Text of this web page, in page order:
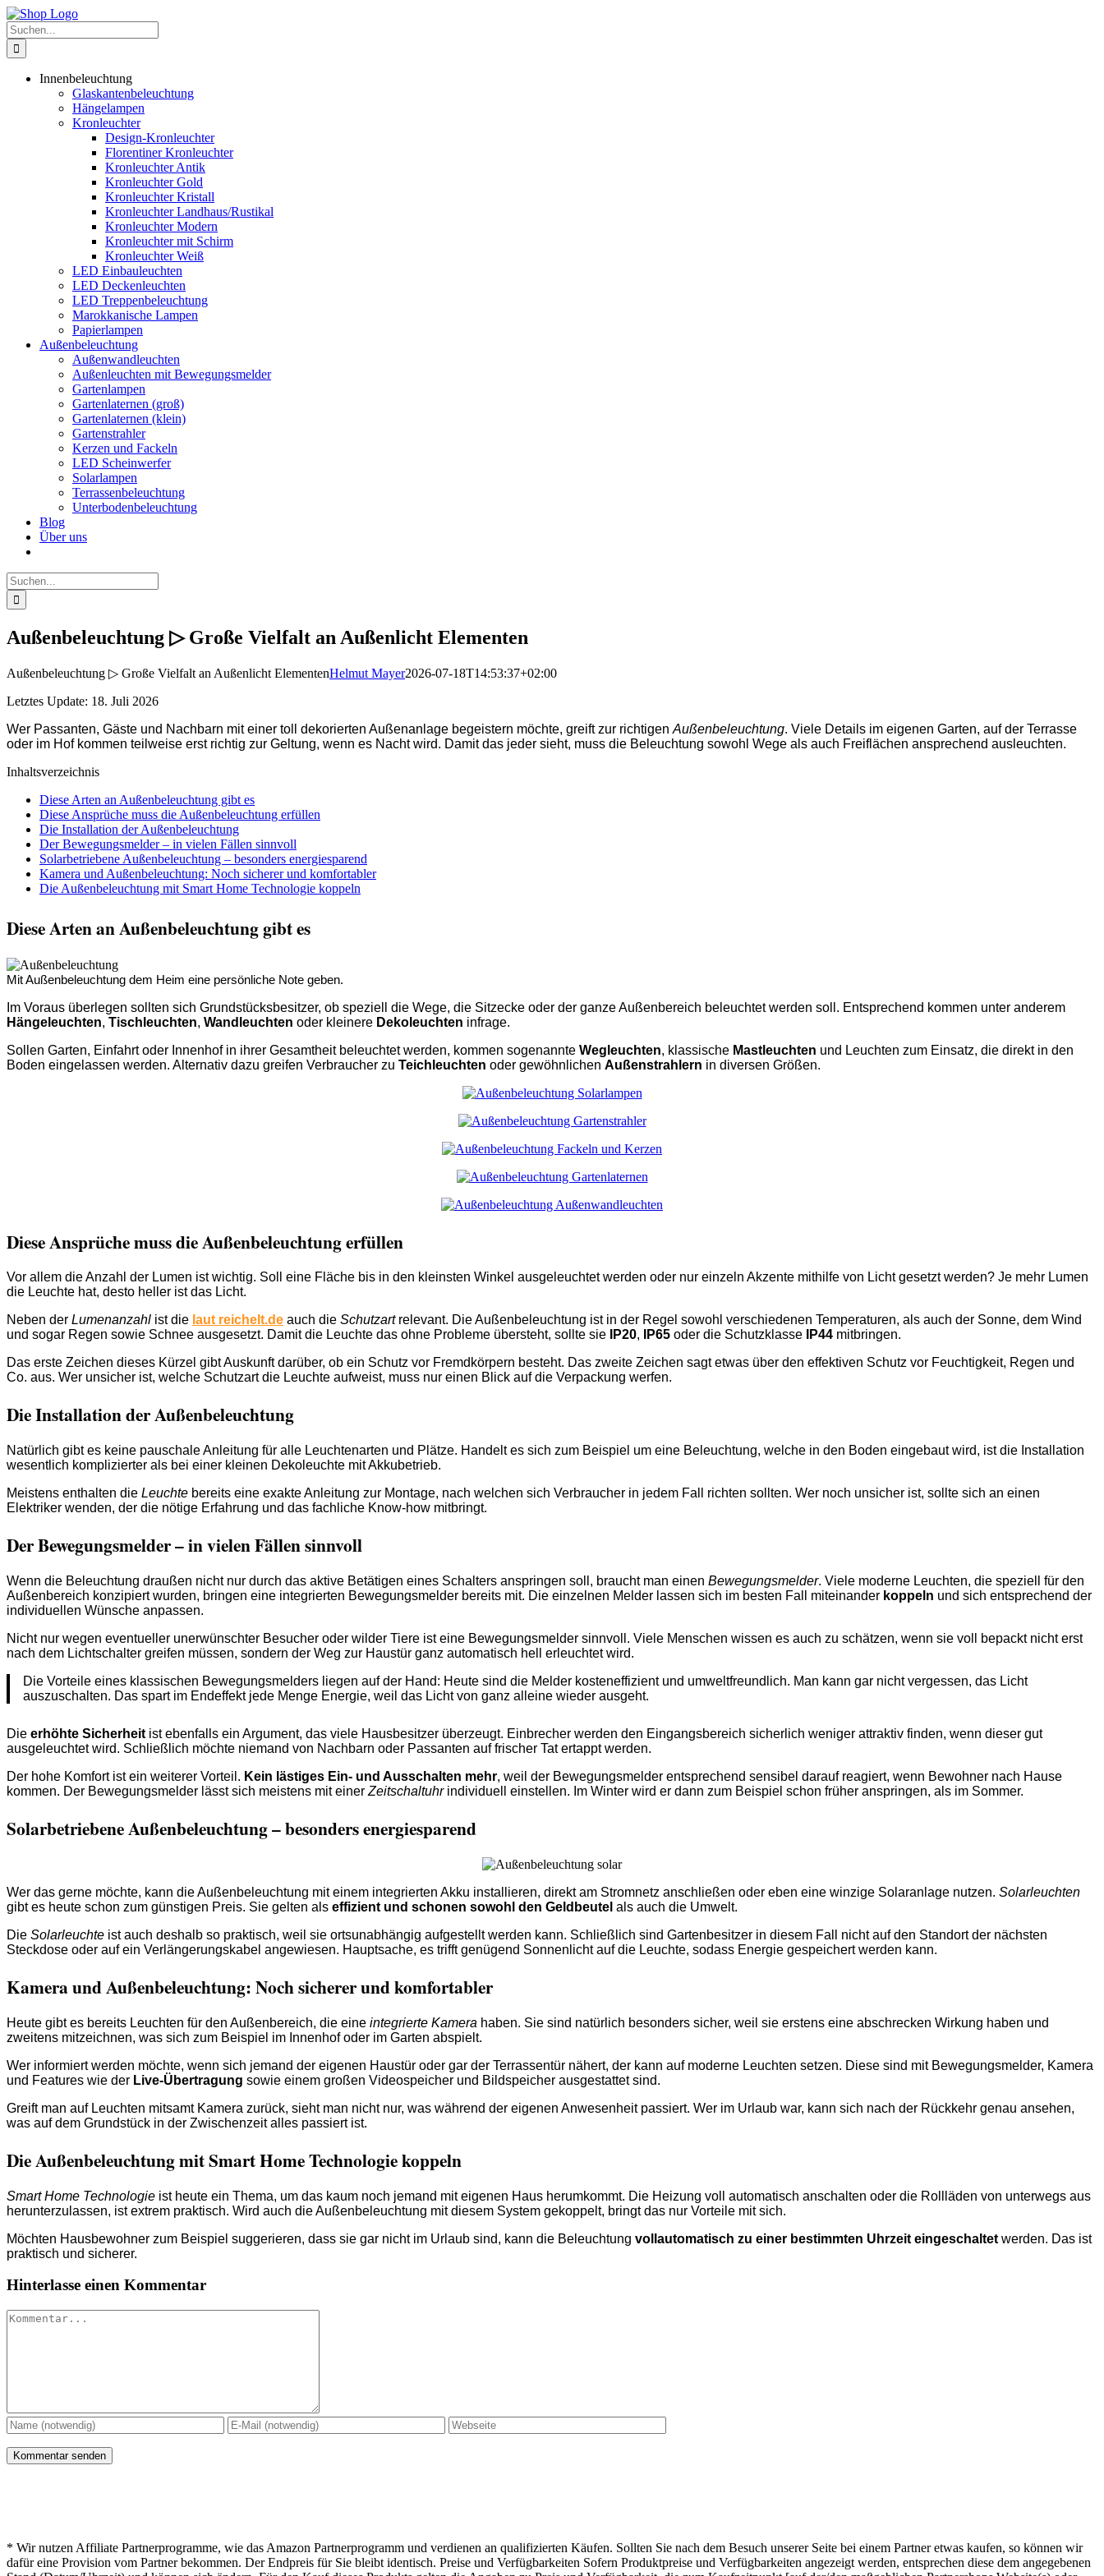
Zum
Inhalt
springen
Suche
nach:
Innenbeleuchtung
Glaskantenbeleuchtung
Hängelampen
Kronleuchter
Design-Kronleuchter
Florentiner Kronleuchter
Kronleuchter Antik
Kronleuchter Gold
Kronleuchter Kristall
Kronleuchter Landhaus/Rustikal
Kronleuchter Modern
Kronleuchter mit Schirm
Kronleuchter Weiß
LED Einbauleuchten
LED Deckenleuchten
LED Treppenbeleuchtung
Marokkanische Lampen
Papierlampen
Außenbeleuchtung
Außenwandleuchten
Außenleuchten mit Bewegungsmelder
Gartenlampen
Gartenlaternen (groß)
Gartenlaternen (klein)
Gartenstrahler
Kerzen und Fackeln
LED Scheinwerfer
Solarlampen
Terrassenbeleuchtung
Unterbodenbeleuchtung
Blog
Über uns
Suche
nach:
Außenbeleuchtung ▷ Große Vielfalt an Außenlicht Elementen
Außenbeleuchtung ▷ Große Vielfalt an Außenlicht ElementenHelmut Mayer2026-07-18T14:53:37+02:00
Letztes Update: 18. Juli 2026
Wer Passanten, Gäste und Nachbarn mit einer toll dekorierten Außenanlage begeistern möchte, greift zur richtigen Außenbeleuchtung. Viele Details im eigenen Garten, auf der Terrasse
oder im Hof kommen teilweise erst richtig zur Geltung, wenn es Nacht wird. Damit das jeder sieht, muss die Beleuchtung sowohl Wege als auch Freiflächen ansprechend ausleuchten.
Inhaltsverzeichnis
Diese Arten an Außenbeleuchtung gibt es
Diese Ansprüche muss die Außenbeleuchtung erfüllen
Die Installation der Außenbeleuchtung
Der Bewegungsmelder – in vielen Fällen sinnvoll
Solarbetriebene Außenbeleuchtung – besonders energiesparend
Kamera und Außenbeleuchtung: Noch sicherer und komfortabler
Die Außenbeleuchtung mit Smart Home Technologie koppeln
Diese Arten an Außenbeleuchtung gibt es
Mit Außenbeleuchtung dem Heim eine persönliche Note geben.
Im Voraus überlegen sollten sich Grundstücksbesitzer, ob speziell die Wege, die Sitzecke oder der ganze Außenbereich beleuchtet werden soll. Entsprechend kommen unter anderem
Hängeleuchten, Tischleuchten, Wandleuchten oder kleinere Dekoleuchten infrage.
Sollen Garten, Einfahrt oder Innenhof in ihrer Gesamtheit beleuchtet werden, kommen sogenannte Wegleuchten, klassische Mastleuchten und Leuchten zum Einsatz, die direkt in den
Boden eingelassen werden. Alternativ dazu greifen Verbraucher zu Teichleuchten oder gewöhnlichen Außenstrahlern in diversen Größen.
Diese Ansprüche muss die Außenbeleuchtung erfüllen
Vor allem die Anzahl der Lumen ist wichtig. Soll eine Fläche bis in den kleinsten Winkel ausgeleuchtet werden oder nur einzeln Akzente mithilfe von Licht gesetzt werden? Je mehr Lumen
die Leuchte hat, desto heller ist das Licht.
Neben der Lumenanzahl ist die laut reichelt.de auch die Schutzartrelevant. Die Außenbeleuchtung ist in der Regel sowohl verschiedenen Temperaturen, als auch der Sonne, dem Wind
und sogar Regen sowie Schnee ausgesetzt. Damit die Leuchte das ohne Probleme übersteht, sollte sie
IP20, IP65 oder die Schutzklasse IP44 mitbringen.
Das erste Zeichen dieses Kürzel gibt Auskunft darüber, ob ein Schutz vor Fremdkörpern besteht. Das zweite Zeichen sagt etwas über den effektiven Schutz vor Feuchtigkeit, Regen und
Co. aus. Wer unsicher ist, welche Schutzart die Leuchte aufweist, muss nur einen Blick auf die Verpackung werfen.
Die Installation der Außenbeleuchtung
Natürlich gibt es keine pauschale Anleitung für alle Leuchtenarten und Plätze. Handelt es sich zum Beispiel um eine Beleuchtung, welche in den Boden eingebaut wird, ist die Installation
wesentlich komplizierter als bei einer kleinen Dekoleuchte mit Akkubetrieb.
Meistens enthalten die Leuchte bereits eine exakte Anleitung zur Montage, nach welchen sich Verbraucher in jedem Fall richten sollten. Wer noch unsicher ist, sollte sich an einen
Elektriker wenden, der die nötige Erfahrung und das fachliche Know-how mitbringt.
Der Bewegungsmelder – in vielen Fällen sinnvoll
Wenn die Beleuchtung draußen nicht nur durch das aktive Betätigen eines Schalters anspringen soll, braucht man einen Bewegungsmelder. Viele moderne Leuchten, die speziell für den
Außenbereich konzipiert wurden, bringen eine integrierten Bewegungsmelder bereits mit. Die einzelnen Melder lassen sich im besten Fall miteinander koppeln und sich entsprechend der
individuellen Wünsche anpassen.
Nicht nur wegen eventueller unerwünschter Besucher oder wilder Tiere ist eine Bewegungsmelder sinnvoll. Viele Menschen wissen es auch zu schätzen, wenn sie voll bepackt nicht erst
nach dem Lichtschalter greifen müssen, sondern der Weg zur Haustür ganz automatisch hell erleuchtet wird.
Die Vorteile eines klassischen Bewegungsmelders liegen auf der Hand: Heute sind die Melder kosteneffizient und umweltfreundlich. Man kann gar nicht vergessen, das Licht
auszuschalten. Das spart im Endeffekt jede Menge Energie, weil das Licht von ganz alleine wieder ausgeht.
Die erhöhte Sicherheit ist ebenfalls ein Argument, das viele Hausbesitzer überzeugt. Einbrecher werden den Eingangsbereich sicherlich weniger attraktiv finden, wenn dieser gut
ausgeleuchtet wird. Schließlich möchte niemand von Nachbarn oder Passanten auf frischer Tat ertappt werden.
Der hohe Komfort ist ein weiterer Vorteil. Kein lästiges Ein- und Ausschalten mehr, weil der Bewegungsmelder entsprechend sensibel darauf reagiert, wenn Bewohner nach Hause
kommen. Der Bewegungsmelder lässt sich meistens mit einer Zeitschaltuhrindividuell einstellen. Im Winter wird er dann zum Beispiel schon früher anspringen, als im Sommer.
Solarbetriebene Außenbeleuchtung – besonders energiesparend
Wer das gerne möchte, kann die Außenbeleuchtung mit einem integrierten Akku installieren, direkt am Stromnetz anschließen oder eben eine winzige Solaranlage nutzen. Solarleuchten
gibt es heute schon zum günstigen Preis. Sie gelten als effizient und schonen sowohl den Geldbeutel als auch die Umwelt.
Die Solarleuchte ist auch deshalb so praktisch, weil sie ortsunabhängig aufgestellt werden kann. Schließlich sind Gartenbesitzer in diesem Fall nicht auf den Standort der nächsten
Steckdose oder auf ein Verlängerungskabel angewiesen. Hauptsache, es trifft genügend Sonnenlicht auf die Leuchte, sodass Energie gespeichert werden kann.
Kamera und Außenbeleuchtung: Noch sicherer und komfortabler
Heute gibt es bereits Leuchten für den Außenbereich, die eine integrierte Kamera haben. Sie sind natürlich besonders sicher, weil sie erstens eine abschrecken Wirkung haben und
zweitens mitzeichnen, was sich zum Beispiel im Innenhof oder im Garten abspielt.
Wer informiert werden möchte, wenn sich jemand der eigenen Haustür oder gar der Terrassentür nähert, der kann auf moderne Leuchten setzen. Diese sind mit Bewegungsmelder, Kamera
und Features wie der Live-Übertragung sowie einem großen Videospeicher und Bildspeicher ausgestattet sind.
Greift man auf Leuchten mitsamt Kamera zurück, sieht man nicht nur, was während der eigenen Anwesenheit passiert. Wer im Urlaub war, kann sich nach der Rückkehr genau ansehen,
was auf dem Grundstück in der Zwischenzeit alles passiert ist.
Die Außenbeleuchtung mit Smart Home Technologie koppeln
Smart Home Technologie ist heute ein Thema, um das kaum noch jemand mit eigenen Haus herumkommt. Die Heizung voll automatisch anschalten oder die Rollläden von unterwegs aus
herunterzulassen, ist extrem praktisch. Wird auch die Außenbeleuchtung mit diesem System gekoppelt, bringt das nur Vorteile mit sich.
Möchten Hausbewohner zum Beispiel suggerieren, dass sie gar nicht im Urlaub sind, kann die Beleuchtung vollautomatisch zu einer bestimmten Uhrzeit eingeschaltet werden. Das ist
praktisch und sicherer.
Hinterlasse einen Kommentar
Kommentar
* Wir nutzen Affiliate Partnerprogramme, wie das Amazon Partnerprogramm und verdienen an qualifizierten Käufen. Sollten Sie nach dem Besuch unserer Seite bei einem Partner etwas kaufen, so können wir
dafür eine Provision vom Partner bekommen. Der Endpreis für Sie bleibt identisch. Preise und Verfügbarkeiten Sofern Produktpreise und Verfügbarkeiten angezeigt werden, entsprechen diese dem angegebenen